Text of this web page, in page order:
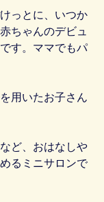
っとに、いつか
ちゃんのデビュ
す。ママでもパ
用いたお子さん
ど、おはなしや
るミニサロンで